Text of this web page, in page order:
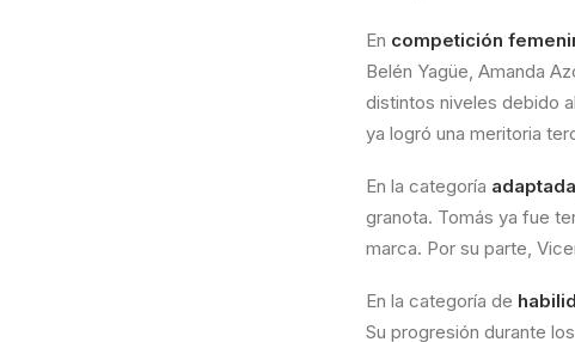
En competición
Belén Yagüe, Amanda
distintos niveles debido
ya logró una meritoria
En la categoría adaptada
granota. Tomás ya fue
marca. Por su parte,
En la categoría de
Su progresión durante